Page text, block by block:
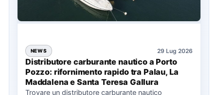
NEWS 29 Lug 2026
Distributore carburante nautico a Porto
Pozzo: rifornimento rapido tra Palau, La
Maddalena e Santa Teresa Gallura
Trovare un distributore carburante nautico